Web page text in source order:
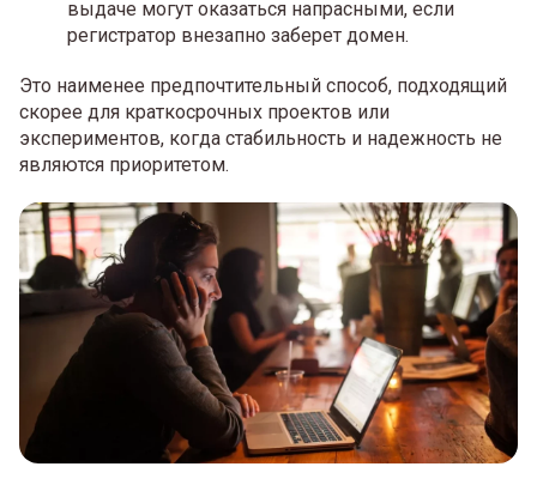
выдаче могут оказаться напрасными, если
регистратор внезапно заберет домен.
Это наименее предпочтительный способ, подходящий
скорее для краткосрочных проектов или
экспериментов, когда стабильность и надежность не
являются приоритетом.